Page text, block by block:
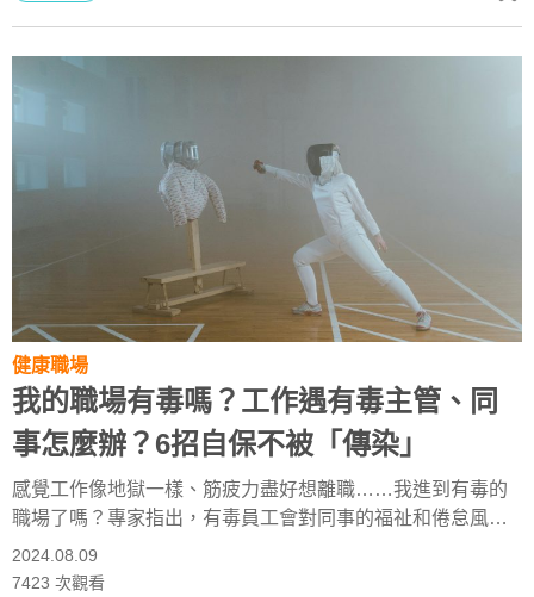
健康職場
我的職場有毒嗎？工作遇有毒主管、同
事怎麼辦？6招自保不被「傳染」
感覺工作像地獄一樣、筋疲力盡好想離職……我進到有毒的
職場了嗎？專家指出，有毒員工會對同事的福祉和倦怠風險
構成極大威脅，甚至讓你自己也變成有毒員工！因此當你處
於高風險環境中，務必要在情緒傳染的負面影響發展為倦怠
2024.08.09
7423 次觀看